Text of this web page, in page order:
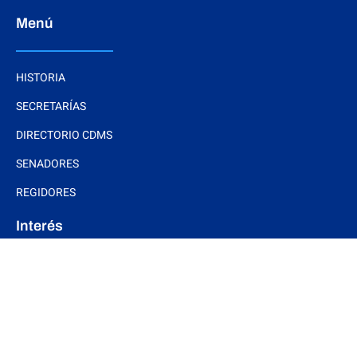
Menú
HISTORIA
SECRETARÍAS
DIRECTORIO CDMS
SENADORES
REGIDORES
Interés